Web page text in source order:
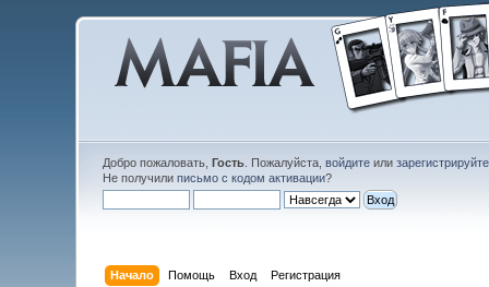
Добро пожаловать, Гость. Пожалуйста, войдитеили
Не получили письмо с кодом активации?
Начало Помощь Вход Регистрация